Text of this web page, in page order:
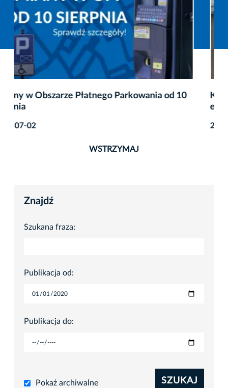
Kontynuacja działań na rzecz bezpieczeństwa
energetycznego Krakowa
2026-08-07
WSTRZYMAJ
Znajdź
Szukana fraza:
Publikacja od:
Publikacja do:
Pokaż archiwalne SZUKAJ